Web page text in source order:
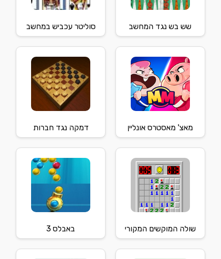
שש בש נגד המחשב סוליטר עכביש במחשב
מאצ' מאסטרס אונליין דמקה נגד חברות
שולה המוקשים המקורי באבלס 3